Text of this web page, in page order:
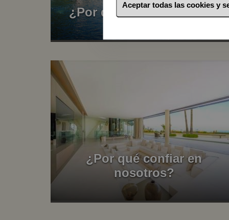
¿Por dónde empezamos?
¿Por qué confiar en
nosotros?
Aceptar todas las cookies y